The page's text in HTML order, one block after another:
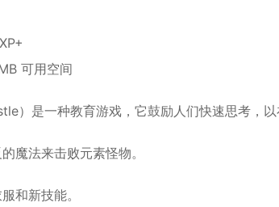
可用空间
）是一种教育游戏，它鼓励人们快速思考，以
魔法来击败元素怪物。
和新技能。